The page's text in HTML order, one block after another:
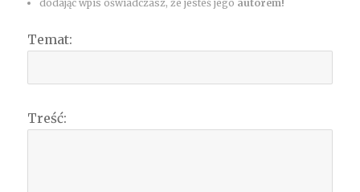
dodając wpis oświadczasz, że jesteś jego autorem!
Temat:
Treść: